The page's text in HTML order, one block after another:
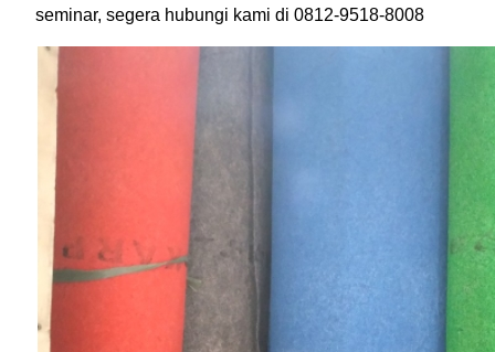
seminar, segera hubungi kami di 0812-9518-8008